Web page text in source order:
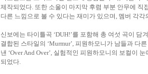
제작되었다. 또한 소울이 마지막 후렴 부분 안무에
다른 느낌으로 볼 수 있다는 재미가 있으며 , 멤버 각각
신보에는 타이틀곡 ‘DUH!’를 포함해 총 여섯 곡이 담
결합된 스타일의 ‘Murmur’, 피원하모니가 남들과 다
낸 ‘Over And Over’, 실험적인 피원하모니의 보컬이 눈
되었다.